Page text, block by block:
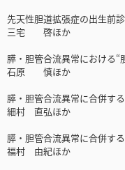
先天性胆道拡張症の出生前
三宅 啓ほか
膵・胆管合流異常における“
石原 慎ほか
膵・胆管合流異常に合併す
細村 直弘ほか
膵・胆管合流異常に合併す
福村 由紀ほか